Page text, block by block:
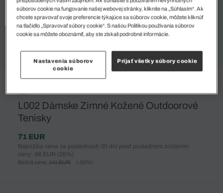
L002 Dámske Zimné Kožené Outdoorové
Tenisky
71 EUR
Najnižšia cena za posledných 30 dní pred posledným znížením
ceny: 98 EUR (28%)
Bežná cena: 141 EUR (-50%)
súborov cookie na fungovanie našej webovej stránky, kliknite na „Súhlasím“. Ak
chcete spravovať svoje preferencie týkajúce sa súborov cookie, môžete kliknúť
na tlačidlo „Spravovať súbory cookie“. S našou Politikou používania súborov
cookie sa môžete oboznámiť, aby ste získali podrobné informácie.
Nastavenia súborov
cookie
Prijať všetky súbory cookie